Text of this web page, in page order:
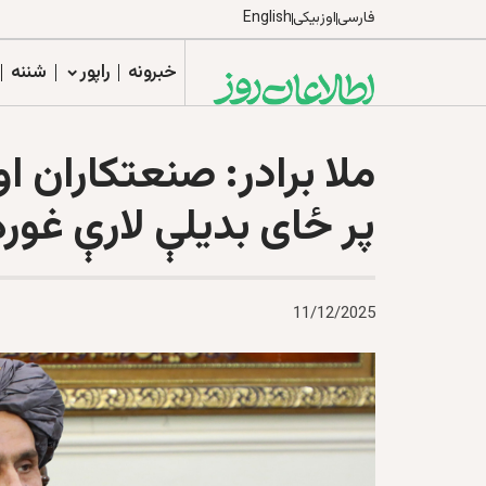
فارسیاوزبیکیEnglish
خبرونه راپور شننه
ملا برادر:
پر ځای بدیلې لارې
11/12/2025